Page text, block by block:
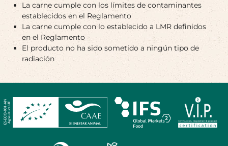
La carne cumple con los límites de contaminantes
establecidos en el Reglamento
La carne cumple con lo establecido a LMR definidos
en el Reglamento
El producto no ha sido sometido a ningún tipo de
radiación